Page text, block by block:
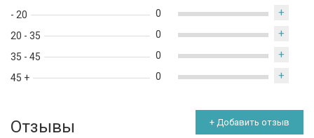
- 20
20 - 35
35 - 45
45 +
0 +
0 +
0 +
0 +
Отзывы + Добавить отзыв